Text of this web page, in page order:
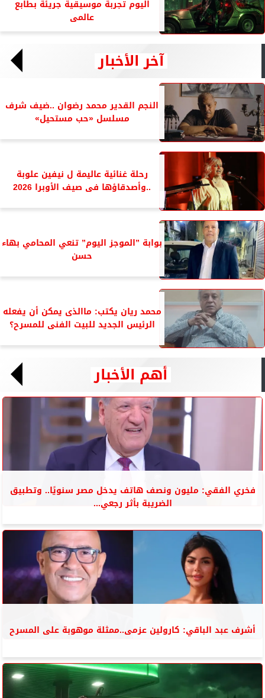
اليوم تجربة موسيقية جريئة بطابع
عالمى
آخر الأخبار
النجم القدير محمد رضوان ..ضيف شرف
مسلسل «حب مستحيل»
رحلة غنائية عاليمة ل نيفين علوبة
..وأصدقاؤها فى صيف الأوبرا 2026
بوابة ”الموجز اليوم” تنعي المحامي بهاء
حسن
محمد ريان يكتب: ماالذى يمكن أن يفعله
الرئيس الجديد للبيت الفنى للمسرح؟
أهم الأخبار
فخري الفقي: مليون ونصف هاتف يدخل مصر سنويًا.. وتطبيق
الضريبة بأثر رجعي...
أشرف عبد الباقي: كارولين عزمى..ممثلة موهوبة على المسرح